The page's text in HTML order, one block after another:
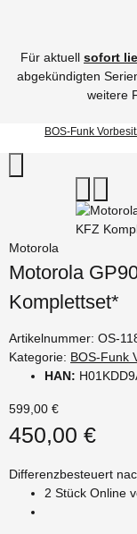
Für aktuell sofort
abgekündigten
weitere
BOS-Funk
Motorola
Motorola
Komplettset*
Artikelnummer: OS-
Kategorie: BOS-Funk
HAN:
599,00 €
450,00 €
Differenzbesteuert
2 Stück Online